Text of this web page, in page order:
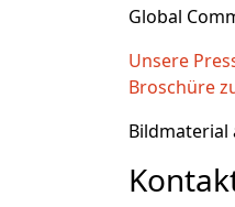
Global
Unsere
Broschüre
Bildmaterial